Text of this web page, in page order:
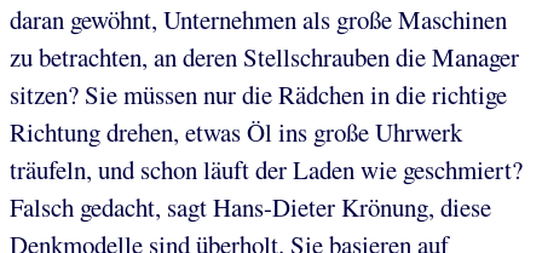
daran gewöhnt, Unternehmen als große Maschinen
zu betrachten, an deren Stellschrauben die Manager
sitzen? Sie müssen nur die Rädchen in die richtige
Richtung drehen, etwas Öl ins große Uhrwerk
träufeln, und schon läuft der Laden wie geschmiert?
Falsch gedacht, sagt Hans-Dieter Krönung, diese
Denkmodelle sind überholt. Sie basieren auf